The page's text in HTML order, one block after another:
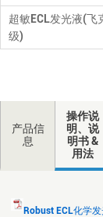
超敏ECL发光液(飞
级)
产品信
息
操作说
明、说
明书 &
用法
Robust ECL化学